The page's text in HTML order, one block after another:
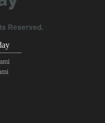
Kawasan dan Semua
Reserved.